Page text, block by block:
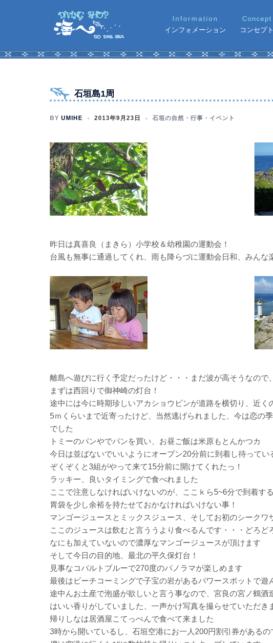
ツ
インフォメーション コンセプト
石垣島1周
BY UMIHE 2013年9月23日 石垣の自然・行事・イベント
昨日は真喜良（まきら）小学校＆幼稚園の運動会！
台風も無事に通過してくれ、雨も降らづに運動会日和、みんな
離島へ遊びに行く予定だったけど・・・まだ波が高そうなので
まずは西回りで御神崎の灯台！
途中には今に時期珍しいアカショウビンが道路を横切り、近く
5ｍくらいまで近寄ったけど、当然逃げられました、今は恋の
でした
トミーのパンやでパンを買い、お昼ご飯は米原もとんかつカ
今日は並ばないでいいようにオープン20分前に到着し待ってい
ぞくぞくと3組がやって来て15分前に開けてくれたっ！
ラッキー、良いタイミングで食べれました
ここで注意しなければいけないのが、ここｋら5~6分で到着す
胃袋を少し余裕を持たせておかなければいけない事！
マンゴージュースとミックスジュース、そしてお初のシークワ
ここのジュースは飲むと言ううより食べるんです・・・どろど
なにも加えていないので濃厚なマンゴージュースが頂けます
そして今日の目的地、最北の平久保灯台！
見事なコバルトブルーで270度のパノラマが楽しめます
最後はビーチコーミングで子宝の岩があるパワースポットで遊
途中んお土産で泡盛が欲しいと言う事なので、宮良の宮ノ鶴
はいい香りがしていました、一声かけ写真を撮らせていただき
帰りしなは居酒屋こてっぺんで食べて来ました
3時から開いているし、石垣空港にお一人200円割引券がある